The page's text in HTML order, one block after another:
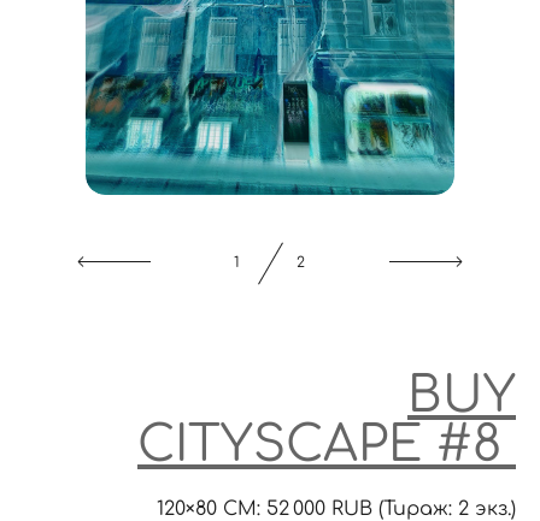
BUY
CITYSCAPE #8
120×80 CM: 52 000 RUB (Тираж: 2 экз.)
2 2